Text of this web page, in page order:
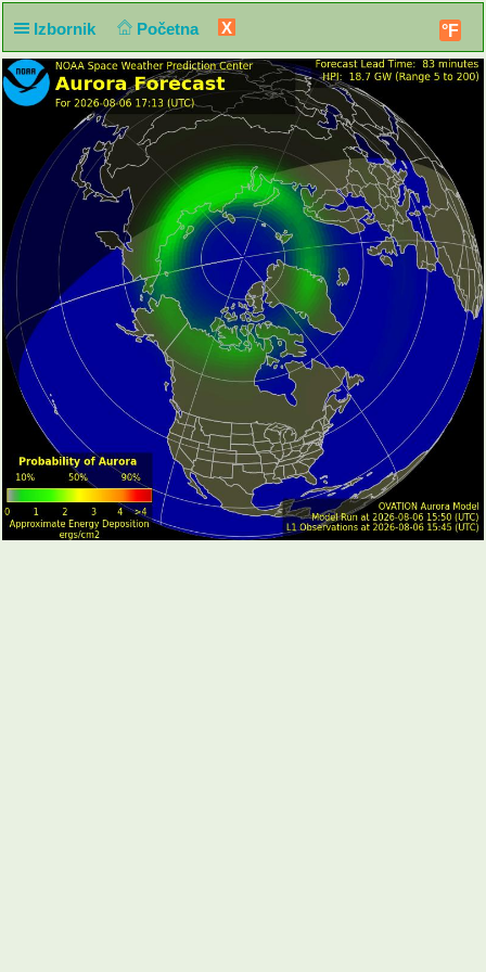
Izbornik Početna X °F